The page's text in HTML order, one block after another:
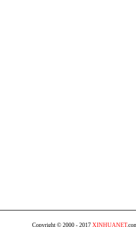
Copyright © 2000 - 2017XINHUANET